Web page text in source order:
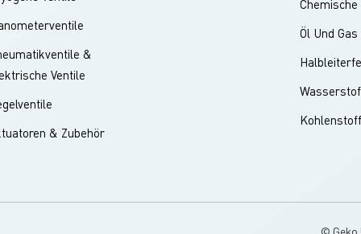
Geeignet für Kühlung und Durchflussregelung in
und Hochdruckumgebungen, gewährleistet reibungslose
Turbinen und anderen Anlagen eingesetzt, um die
und Sicherheit des Systems zu
seiner hervorragenden Regelleistung,
Membran-Steuerventil mit intelligenter
und die multifunktionale Integration erfüllen die hohen
&
Ventile
& Zubehör
Öl Und Gas
© Geko